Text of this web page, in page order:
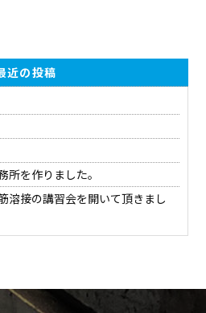
近の投稿
所を作りました。
溶接の講習会を開いて頂きまし